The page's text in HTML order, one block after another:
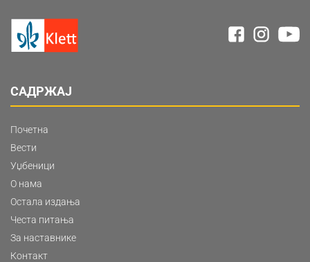
САДРЖАЈ
Почетна
Вести
Уџбеници
О нама
Остала издања
Честа питања
За наставнике
Контакт